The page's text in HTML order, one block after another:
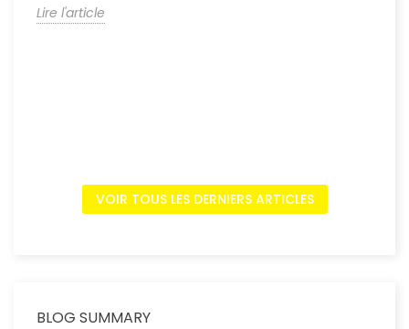
Lire l'article
VOIR TOUS LES DERNIERS ARTICLES
BLOG SUMMARY